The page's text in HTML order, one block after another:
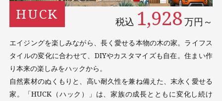
HUCK 税込 1,928万円～
エイジングを楽しみながら、長く愛せる本物の木の家。ライフス
タイルの変化に合わせて、DIYやカスタマイズも自在。住まい作
り本来の楽しみをハックから。
自然素材のぬくもりと、高い耐久性を兼ね備えた、末永く愛せる
家。「HUCK（ハック）」は、家族の成長とともに変化し続け